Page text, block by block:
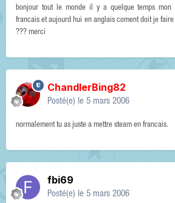
bonjour tout le monde il y a quelque temps
francais et aujourd hui en anglais coment doit je
??? merci
ChandlerBing82
Posté(e) le 5 mars 2006
normalement tu as juste a mettre steam en francais.
fbi69
Posté(e) le 5 mars 2006